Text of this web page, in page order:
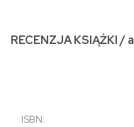
RECENZJA KSIĄŻKI /
ISBN: